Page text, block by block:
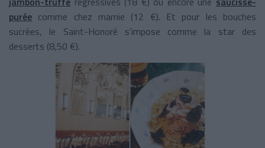
purée comme chez mamie (12 €). Et pour les bouches
sucrées, le Saint-Honoré s’impose comme la star des
desserts (8,50 €).